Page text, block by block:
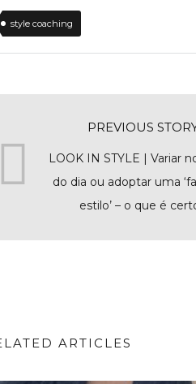
style coaching
PREVIOUS
LOOK IN STYLE | Variar
do dia ou adoptar uma
estilo’ – o que é
ARTICLES